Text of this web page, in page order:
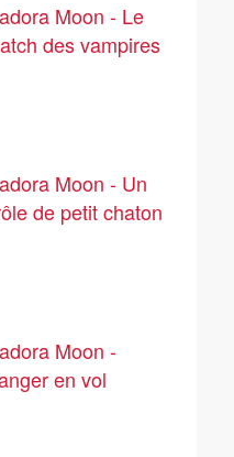
Moon - Le
des vampires
Moon - Un
de petit chaton
Moon -
en vol